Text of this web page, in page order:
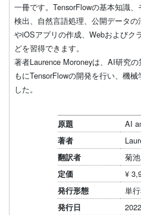
一冊です。TensorFlowの基本知識
検出、自然言語処理、公開データ
やiOSアプリの作成、Webおよびク
どを習得できます。
著者Laurence Moroneyは、AI研究
もにTensorFlowの開発を行い、機
した。
原題 AI
著者
翻訳者 菊
定価 ¥
発行形態 単
発行日